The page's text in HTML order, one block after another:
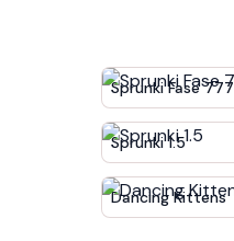
Sprunki Fase 777
Sprunki 1.5
Dancing Kittens